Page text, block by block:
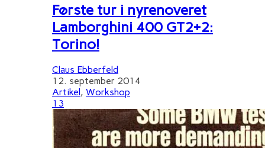
Første tur i nyrenoveret
Lamborghini 400 GT2+2:
Torino!
Claus Ebberfeld
12. september 2014
Artikel , Workshop
13